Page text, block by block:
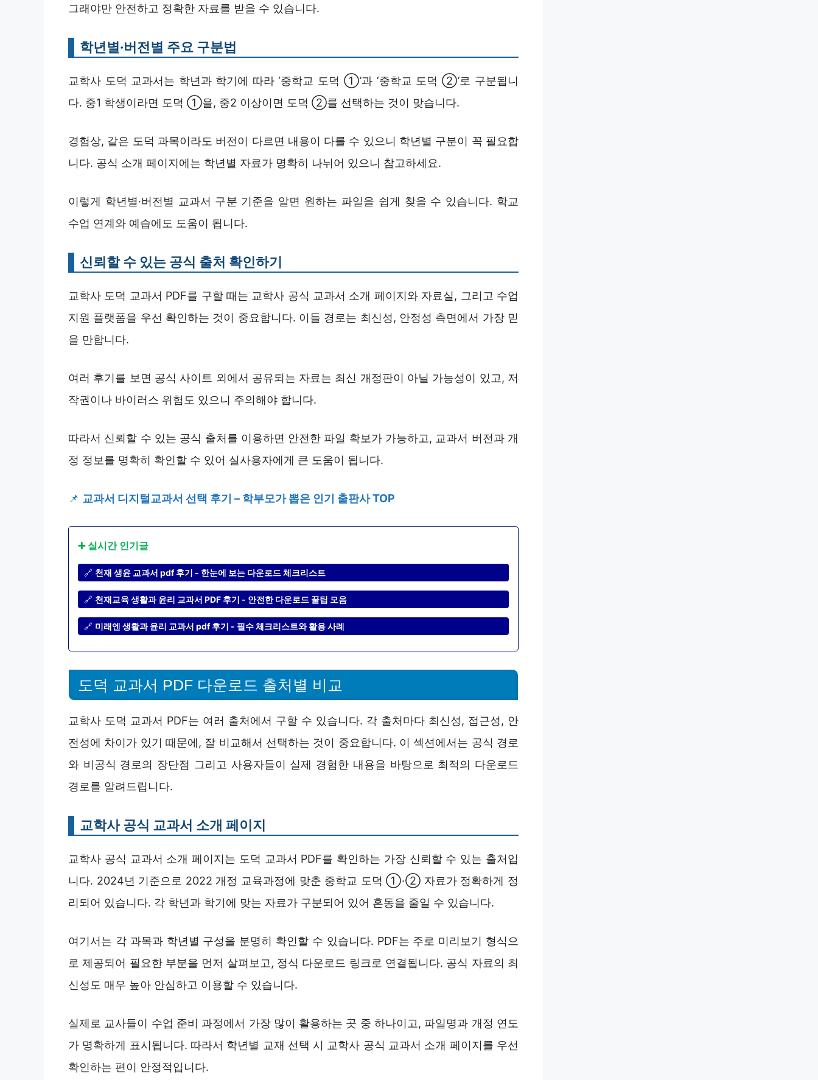
그래야만 안전하고 정확한 자료를 받을 수 있습니다.
학년별·버전별 주요 구분법
교학사 도덕 교과서는 학년과 학기에 따라 ‘중학교 도덕 ①’과 ‘중학교 도덕 ②’로 구분됩니
다. 중1 학생이라면 도덕 ①을, 중2 이상이면 도덕 ②를 선택하는 것이 맞습니다.
경험상, 같은 도덕 과목이라도 버전이 다르면 내용이 다를 수 있으니 학년별 구분이 꼭 필요합
니다. 공식 소개 페이지에는 학년별 자료가 명확히 나뉘어 있으니 참고하세요.
이렇게 학년별·버전별 교과서 구분 기준을 알면 원하는 파일을 쉽게 찾을 수 있습니다. 학교
수업 연계와 예습에도 도움이 됩니다.
신뢰할 수 있는 공식 출처 확인하기
교학사 도덕 교과서 PDF를 구할 때는 교학사 공식 교과서 소개 페이지와 자료실, 그리고 수업
지원 플랫폼을 우선 확인하는 것이 중요합니다. 이들 경로는 최신성, 안정성 측면에서 가장 믿
을 만합니다.
여러 후기를 보면 공식 사이트 외에서 공유되는 자료는 최신 개정판이 아닐 가능성이 있고, 저
작권이나 바이러스 위험도 있으니 주의해야 합니다.
따라서 신뢰할 수 있는 공식 출처를 이용하면 안전한 파일 확보가 가능하고, 교과서 버전과 개
정 정보를 명확히 확인할 수 있어 실사용자에게 큰 도움이 됩니다.
📌 교과서 디지털교과서 선택 후기 – 학부모가 뽑은 인기 출판사 TOP
➕ 실시간 인기글
🔗 천재 생윤 교과서 pdf 후기 - 한눈에 보는 다운로드 체크리스트
🔗 천재교육 생활과 윤리 교과서 PDF 후기 - 안전한 다운로드 꿀팁 모음
🔗 미래엔 생활과 윤리 교과서 pdf 후기 - 필수 체크리스트와 활용 사례
도덕 교과서 PDF 다운로드 출처별 비교
교학사 도덕 교과서 PDF는 여러 출처에서 구할 수 있습니다. 각 출처마다 최신성, 접근성, 안
전성에 차이가 있기 때문에, 잘 비교해서 선택하는 것이 중요합니다. 이 섹션에서는 공식 경로
와 비공식 경로의 장단점 그리고 사용자들이 실제 경험한 내용을 바탕으로 최적의 다운로드
경로를 알려드립니다.
교학사 공식 교과서 소개 페이지
교학사 공식 교과서 소개 페이지는 도덕 교과서 PDF를 확인하는 가장 신뢰할 수 있는 출처입
니다. 2024년 기준으로 2022 개정 교육과정에 맞춘 중학교 도덕 ①·② 자료가 정확하게 정
리되어 있습니다. 각 학년과 학기에 맞는 자료가 구분되어 있어 혼동을 줄일 수 있습니다.
여기서는 각 과목과 학년별 구성을 분명히 확인할 수 있습니다. PDF는 주로 미리보기 형식으
로 제공되어 필요한 부분을 먼저 살펴보고, 정식 다운로드 링크로 연결됩니다. 공식 자료의 최
신성도 매우 높아 안심하고 이용할 수 있습니다.
실제로 교사들이 수업 준비 과정에서 가장 많이 활용하는 곳 중 하나이고, 파일명과 개정 연도
가 명확하게 표시됩니다. 따라서 학년별 교재 선택 시 교학사 공식 교과서 소개 페이지를 우선
확인하는 편이 안정적입니다.